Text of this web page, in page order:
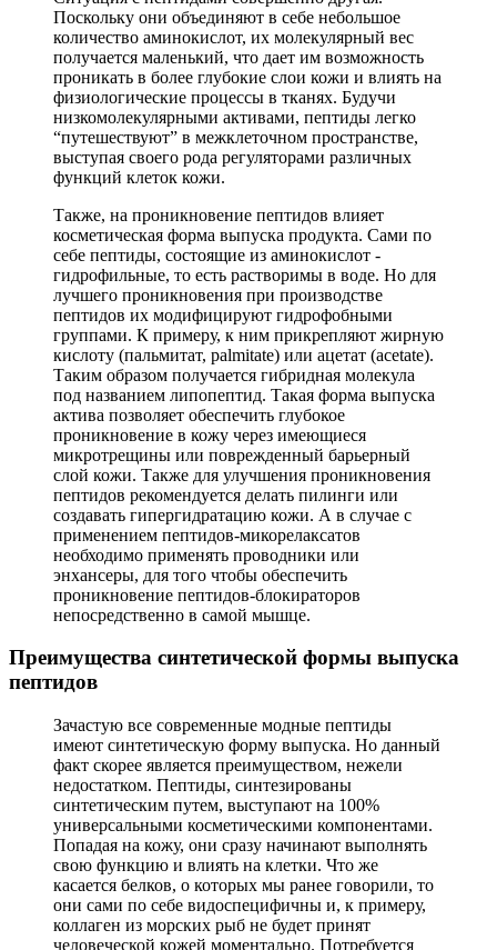
Поскольку они объединяют в себе небольшое
количество аминокислот, их молекулярный вес
получается маленький, что дает им возможность
проникать в более глубокие слои кожи и влиять на
физиологические процессы в тканях. Будучи
низкомолекулярными активами, пептиды легко
“путешествуют” в межклеточном пространстве,
выступая своего рода регуляторами различных
функций клеток кожи.
Также, на проникновение пептидов влияет
косметическая форма выпуска продукта. Сами по
себе пептиды, состоящие из аминокислот -
гидрофильные, то есть растворимы в воде. Но для
лучшего проникновения при производстве
пептидов их модифицируют гидрофобными
группами. К примеру, к ним прикрепляют жирную
кислоту (пальмитат, palmitate) или ацетат (acetate).
Таким образом получается гибридная молекула
под названием липопептид. Такая форма выпуска
актива позволяет обеспечить глубокое
проникновение в кожу через имеющиеся
микротрещины или поврежденный барьерный
слой кожи. Также для улучшения проникновения
пептидов рекомендуется делать пилинги или
создавать гипергидратацию кожи. А в случае с
применением пептидов-микорелаксатов
необходимо применять проводники или
энхансеры, для того чтобы обеспечить
проникновение пептидов-блокираторов
непосредственно в самой мышце.
Преимущества синтетической формы выпуска
пептидов
Зачастую все современные модные пептиды
имеют синтетическую форму выпуска. Но данный
факт скорее является преимуществом, нежели
недостатком. Пептиды, синтезированы
синтетическим путем, выступают на 100%
универсальными косметическими компонентами.
Попадая на кожу, они сразу начинают выполнять
свою функцию и влиять на клетки. Что же
касается белков, о которых мы ранее говорили, то
они сами по себе видоспецифичны и, к примеру,
коллаген из морских рыб не будет принят
человеческой кожей моментально. Потребуется